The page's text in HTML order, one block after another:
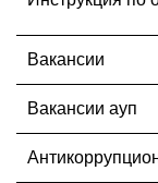
Вакансии
Вакансии ауп